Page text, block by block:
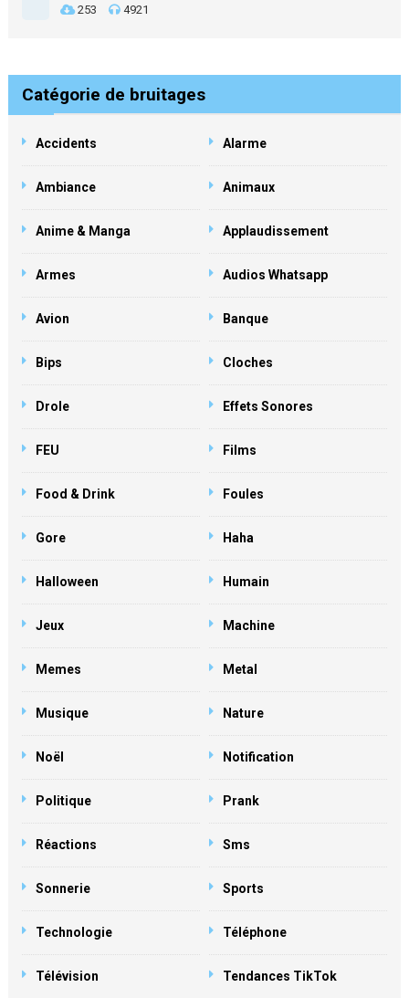
253 4921
Catégorie de bruitages
Accidents Alarme
Ambiance Animaux
Anime & Manga Applaudissement
Armes Audios Whatsapp
Avion Banque
Bips Cloches
Drole Effets Sonores
FEU Films
Food & Drink Foules
Gore Haha
Halloween Humain
Jeux Machine
Memes Metal
Musique Nature
Noël Notification
Politique Prank
Réactions Sms
Sonnerie Sports
Technologie Téléphone
Télévision Tendances TikTok